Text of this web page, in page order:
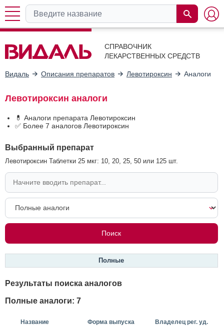
СПРАВОЧНИК
ЛЕКАРСТВЕННЫХ СРЕДСТВ
Видаль Описания препаратов Левотироксин Аналоги
Левотироксин аналоги
💊 Аналоги препарата Левотироксин
✅ Более 7 аналогов Левотироксин
Выбранный препарат
Левотироксин Таблетки 25 мкг: 10, 20, 25, 50 или 125 шт.
Полные
Результаты поиска аналогов
Полные аналоги: 7
Название Форма выпуска Владелец рег. уд.